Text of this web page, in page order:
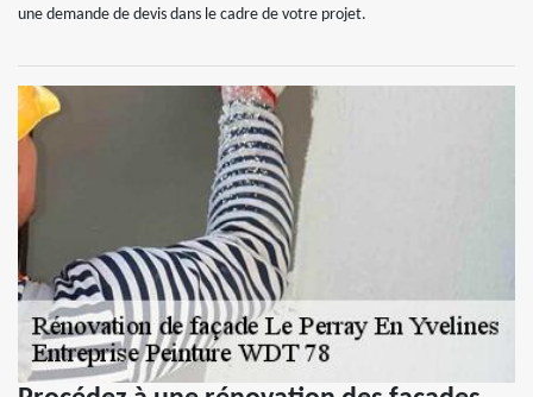
une demande de devis dans le cadre de votre projet.